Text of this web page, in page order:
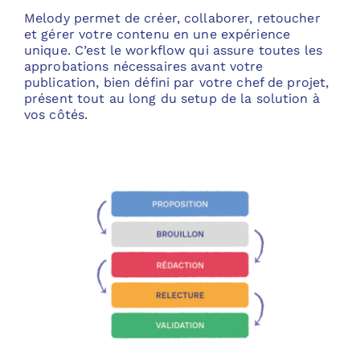
Melody permet de créer, collaborer, retoucher
et gérer votre contenu en une expérience
unique. C’est le workflow qui assure toutes les
approbations nécessaires avant votre
publication, bien défini par votre chef de projet,
présent tout au long du setup de la solution à
vos côtés.